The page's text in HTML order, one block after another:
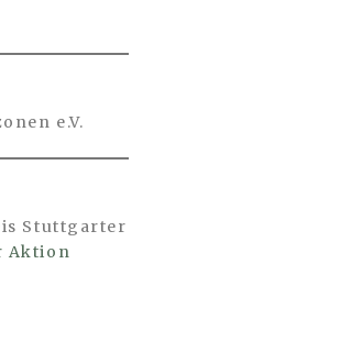
e.V.
Stuttgarter
Aktion